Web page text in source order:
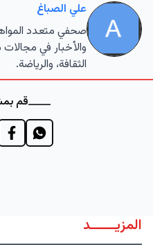
علي الصباغ
صحفي متعدد
والأخبار في
الثقافة، والرياضة.
قم
المزيــــــد